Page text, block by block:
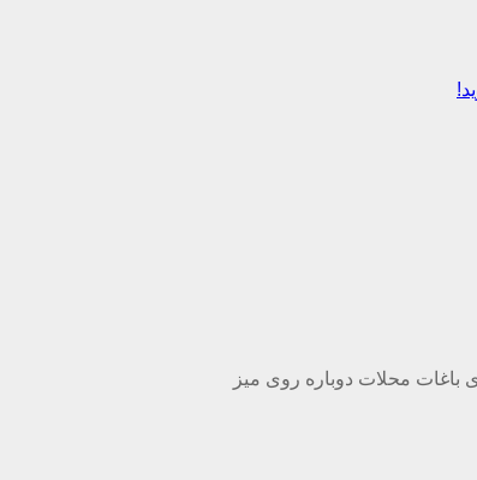
باغات محلات دوباره روی میز